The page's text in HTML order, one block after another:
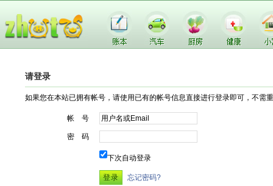
请登录
如果您在本站已拥有帐号，请使用已有的帐号信息直接进行登录即可，不需
帐 号
密 码
下次自动登录
忘记密码?